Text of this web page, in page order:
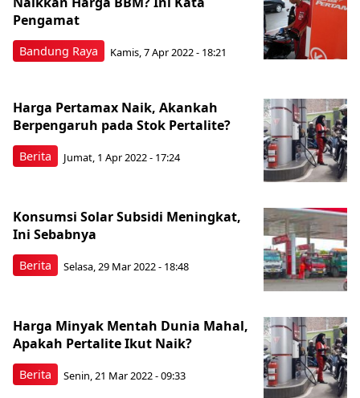
Bandung Raya
Pengamat
Kamis, 7 Apr 2022 - 18:21
Berita
Harga Pertamax Naik, Akankah
Berpengaruh pada Stok Pertalite?
Jumat, 1 Apr 2022 - 17:24
Berita
Konsumsi Solar Subsidi Meningkat,
Ini Sebabnya
Selasa, 29 Mar 2022 - 18:48
Berita
Harga Minyak Mentah Dunia Mahal,
Apakah Pertalite Ikut Naik?
Senin, 21 Mar 2022 - 09:33